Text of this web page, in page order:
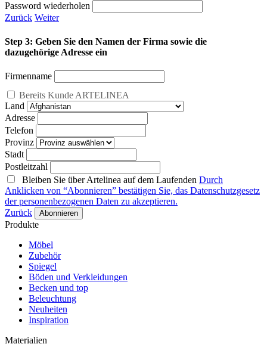
Password wiederholen
Zurück Weiter
Step 3: Geben Sie den Namen der Firma sowie die
dazugehörige Adresse ein
Firmenname
Bereits Kunde ARTELINEA
Land
Adresse
Telefon
Provinz
Stadt
Postleitzahl
Bleiben Sie über Artelinea auf dem Laufenden Durch
Anklicken von “Abonnieren” bestätigen Sie, das Datenschutzgesetz
der personenbezogenen Daten zu akzeptieren.
Zurück
Produkte
Möbel
Zubehör
Spiegel
Böden und Verkleidungen
Becken und top
Beleuchtung
Neuheiten
Inspiration
Materialien